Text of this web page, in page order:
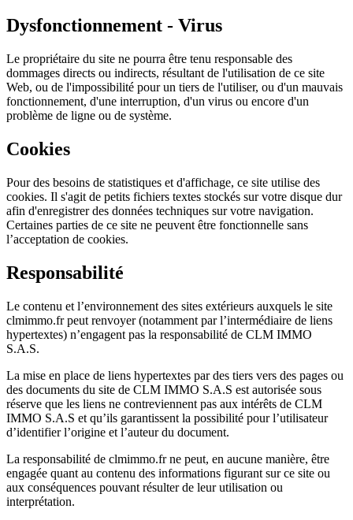
Dysfonctionnement - Virus
Le propriétaire du site ne pourra être tenu responsable des
dommages directs ou indirects, résultant de l'utilisation de ce site
Web, ou de l'impossibilité pour un tiers de l'utiliser, ou d'un mauvais
fonctionnement, d'une interruption, d'un virus ou encore d'un
problème de ligne ou de système.
Cookies
Pour des besoins de statistiques et d'affichage, ce site utilise des
cookies. Il s'agit de petits fichiers textes stockés sur votre disque dur
afin d'enregistrer des données techniques sur votre navigation.
Certaines parties de ce site ne peuvent être fonctionnelle sans
l’acceptation de cookies.
Responsabilité
Le contenu et l’environnement des sites extérieurs auxquels le site
clmimmo.fr peut renvoyer (notamment par l’intermédiaire de liens
hypertextes) n’engagent pas la responsabilité de CLM IMMO
S.A.S.
La mise en place de liens hypertextes par des tiers vers des pages ou
des documents du site de CLM IMMO S.A.S est autorisée sous
réserve que les liens ne contreviennent pas aux intérêts de CLM
IMMO S.A.S et qu’ils garantissent la possibilité pour l’utilisateur
d’identifier l’origine et l’auteur du document.
La responsabilité de clmimmo.fr ne peut, en aucune manière, être
engagée quant au contenu des informations figurant sur ce site ou
aux conséquences pouvant résulter de leur utilisation ou
interprétation.